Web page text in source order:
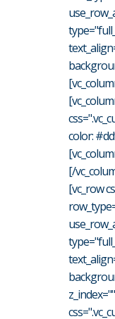
color:
[/
[vc_row